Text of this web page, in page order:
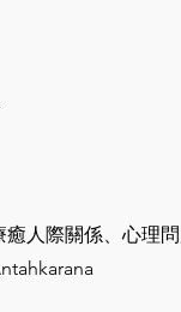
人際關係、心理